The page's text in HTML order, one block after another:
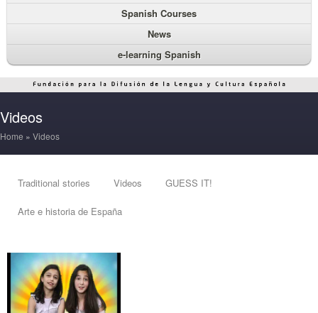
Spanish Courses
News
e-learning Spanish
Videos
Home » Videos
Traditional stories Videos GUESS IT!
Arte e historia de España